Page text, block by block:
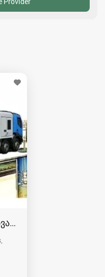
გაწმენდა